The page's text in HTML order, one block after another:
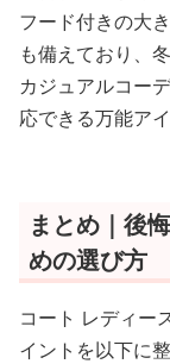
フード付きの大
も備えており、
カジュアルコー
応できる万能アイ
まとめ｜後
めの選び方
コート レディー
イントを以下に整